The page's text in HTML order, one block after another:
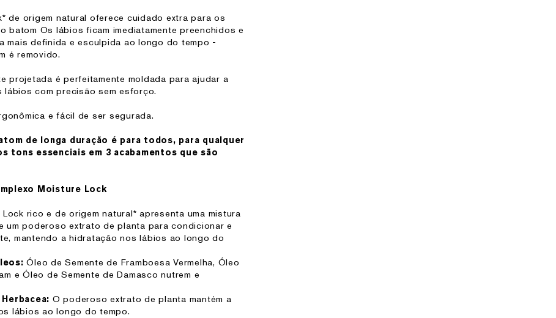
de origem natural oferece cuidado extra para os
batom Os lábios ficam imediatamente preenchidos e
mais definida e esculpida ao longo do tempo -
é removido.
projetada é perfeitamente moldada para ajudar a
com precisão sem esforço.
e fácil de ser segurada.
de longa duração é para todos, para qualquer
tons essenciais em 3 acabamentos que são
Moisture Lock
rico e de origem natural* apresenta uma mistura
um poderoso extrato de planta para condicionar e
mantendo a hidratação nos lábios ao longo do
Óleo de Semente de Framboesa Vermelha, Óleo
e Óleo de Semente de Damasco nutrem e
O poderoso extrato de planta mantém a
lábios ao longo do tempo.